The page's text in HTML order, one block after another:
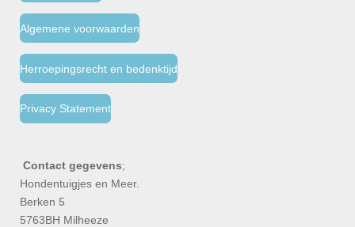
Algemene voorwaarden
Herroepingsrecht en bedenktijd
Privacy Statement
Contact gegevens;
Hondentuigjes en Meer.
Berken 5
5763BH Milheeze